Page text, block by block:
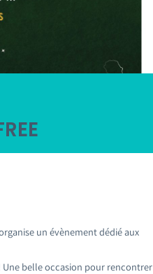
un évènement dédié aux
Une belle occasion pour rencontrer